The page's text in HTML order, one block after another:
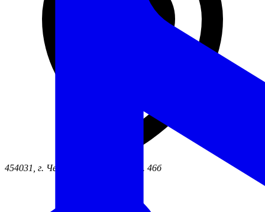
454031, г. Челябинск ул. Жукова, д. 46б